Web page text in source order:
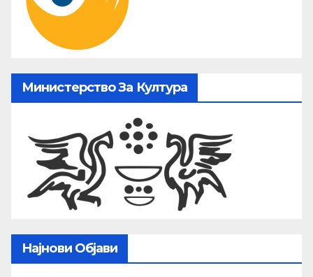
Министерство За Култура
Најнови Објави